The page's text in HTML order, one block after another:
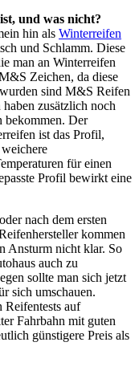
und was nicht?
hin als Winterreifen
und Schlamm. Diese
man an Winterreifen
Zeichen, da diese
sind M&S Reifen
zusätzlich noch
bekommen. Der
ist das Profil,
für einen
Profil bewirkt eine
nach dem ersten
kommen
Ansturm nicht klar. So
auch zu
sollte man sich jetzt
sich umschauen.
Reifentests auf
Fahrbahn mit guten
günstigere Preis als